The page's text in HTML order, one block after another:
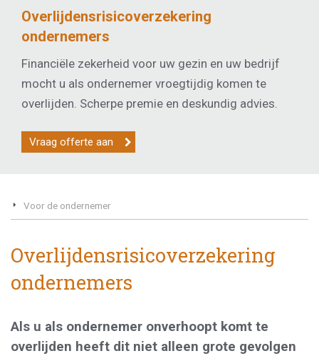
Overlijdensrisicoverzekering
ondernemers
Financiële zekerheid voor uw gezin en uw bedrijf
mocht u als ondernemer vroegtijdig komen te
overlijden. Scherpe premie en deskundig advies.
Vraag offerte aan
Voor de ondernemer
Overlijdensrisicoverzekering
ondernemers
Als u als ondernemer onverhoopt komt te
overlijden heeft dit niet alleen grote gevolgen